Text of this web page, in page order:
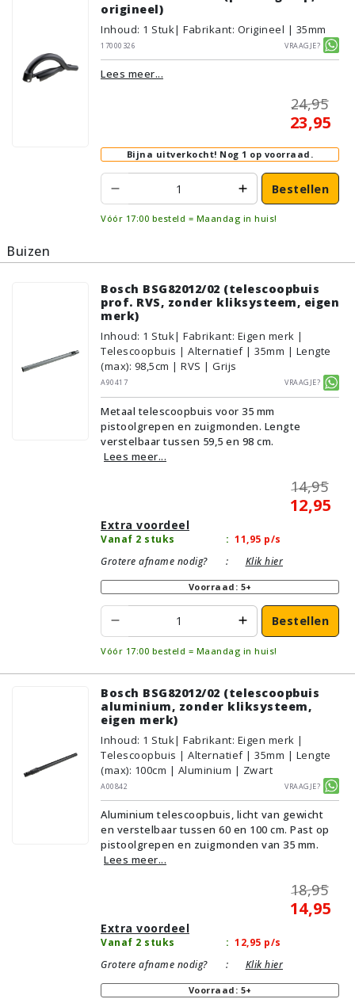
origineel)
Inhoud: 1 Stuk| Fabrikant: Origineel | 35mm
17000326
Vraagje?
Lees meer...
24,95
23,95
Bijna uitverkocht! Nog 1 op voorraad.
Bestellen
Vóór 17:00 besteld = Maandag in huis!
Buizen
Bosch BSG82012/02 (telescoopbuis
prof. RVS, zonder kliksysteem, eigen
merk)
Inhoud: 1 Stuk| Fabrikant: Eigen merk |
Telescoopbuis | Alternatief | 35mm | Lengte
(max): 98,5cm | RVS | Grijs
A90417
Vraagje?
Metaal telescoopbuis voor 35 mm
pistoolgrepen en zuigmonden. Lengte
verstelbaar tussen 59,5 en 98 cm.
Lees meer...
14,95
12,95
Extra voordeel
Vanaf 2 stuks : 11,95 p/s
Grotere afname nodig?
: Klik hier
Voorraad: 5+
Bestellen
Vóór 17:00 besteld = Maandag in huis!
Bosch BSG82012/02 (telescoopbuis
aluminium, zonder kliksysteem,
eigen merk)
Inhoud: 1 Stuk| Fabrikant: Eigen merk |
Telescoopbuis | Alternatief | 35mm | Lengte
(max): 100cm | Aluminium | Zwart
A00842
Vraagje?
Aluminium telescoopbuis, licht van gewicht
en verstelbaar tussen 60 en 100 cm. Past op
pistoolgrepen en zuigmonden van 35 mm.
Lees meer...
18,95
14,95
Extra voordeel
Vanaf 2 stuks : 12,95 p/s
Grotere afname nodig?
: Klik hier
Voorraad: 5+